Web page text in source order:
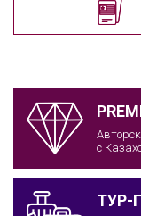
с
ТУР-
ГРАНД ТУР: ВСЁ